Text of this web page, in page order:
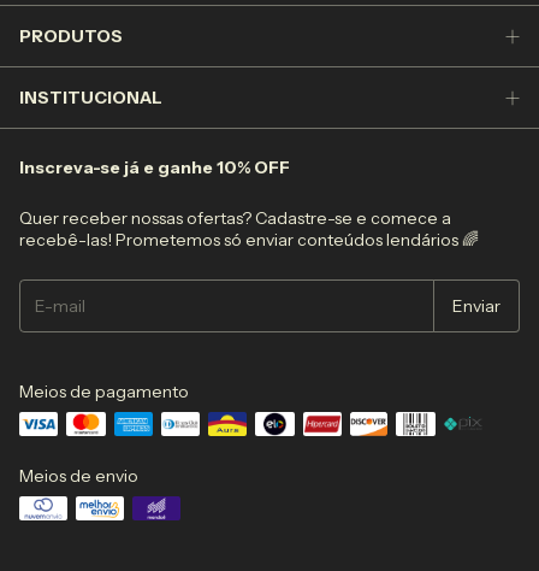
PRODUTOS
INSTITUCIONAL
Inscreva-se já e ganhe 10% OFF
Quer receber nossas ofertas? Cadastre-se e comece a
recebê-las! Prometemos só enviar conteúdos lendários 🌈
Meios de pagamento
Meios de envio